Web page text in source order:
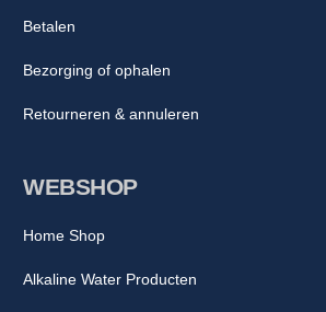
WEBSHOP
Home Shop
Alkaline Water Producten
Betalen
Bezorging of ophalen
Retourneren & annuleren